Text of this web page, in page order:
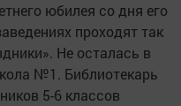
юбилея со дня его
проходят так
Не осталась в
№1. Библиотекарь
5-6 классов